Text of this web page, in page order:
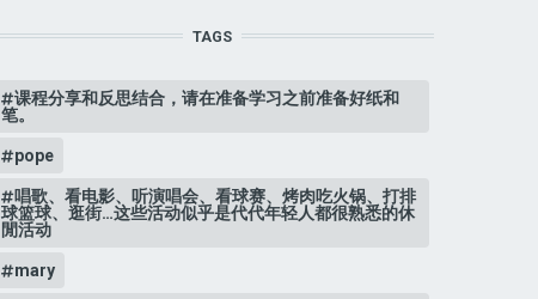
TAGS
课程分享和反思结合，请在准备学习之前准备好纸和
笔。
pope
唱歌、看电影、听演唱会、看球赛、烤肉吃火锅、打排
球篮球、逛街…这些活动似乎是代代年轻人都很熟悉的休
閒活动
mary